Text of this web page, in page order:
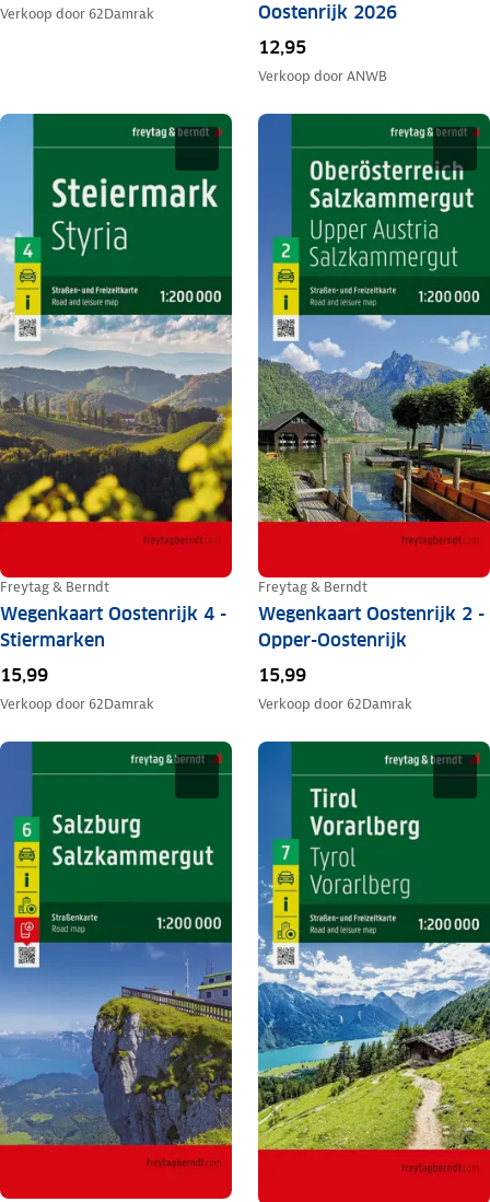
Verkoop door 62Damrak
Oostenrijk 2026
12,95
Verkoop doorANWB
Freytag & Berndt
Wegenkaart Oostenrijk 4 -
Stiermarken
15,99
Verkoop door 62Damrak
Freytag & Berndt
Wegenkaart Oostenrijk 2 -
Opper-Oostenrijk
15,99
Verkoop door 62Damrak